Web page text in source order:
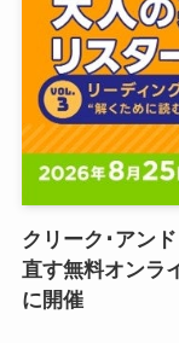
クリーク･アン
直す無料オンラ
に開催